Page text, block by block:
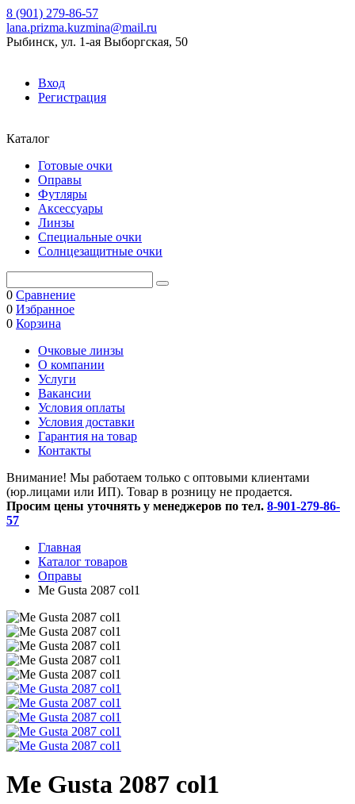
8 (901) 279-86-57
lana.prizma.kuzmina@mail.ru
Рыбинск, ул. 1-ая Выборгская, 50
Вход
Регистрация
Каталог
Готовые очки
Оправы
Футляры
Аксессуары
Линзы
Специальные очки
Солнцезащитные очки
0 Сравнение
0 Избранное
0 Корзина
Очковые линзы
O компании
Услуги
Вакансии
Условия оплаты
Условия доставки
Гарантия на товар
Контакты
Внимание! Мы работаем только с оптовыми клиентами
(юр.лицами или ИП). Товар в розницу не продается.
Просим цены уточнять у менеджеров по тел. 8-901-279-86-
57
Главная
Каталог товаров
Оправы
Me Gusta 2087 col1
Me Gusta 2087 col1